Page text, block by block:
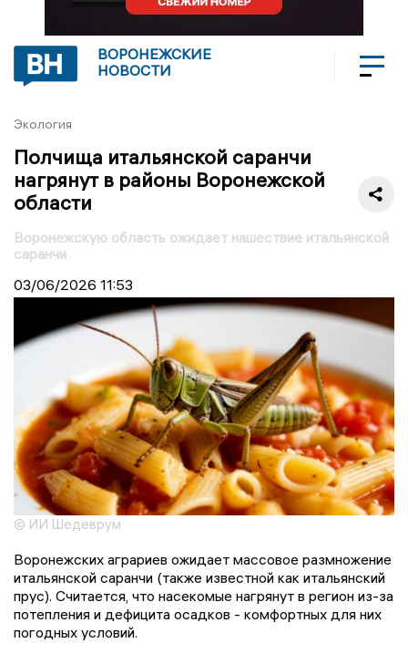
ВОРОНЕЖСКИЕ
НОВОСТИ
Экология
Полчища итальянской саранчи
нагрянут в районы Воронежской
области
Воронежскую область ожидает нашествие итальянской
саранчи
03/06/2026 11:53
© ИИ Шедеврум
Воронежских аграриев ожидает массовое размножение
итальянской саранчи (также известной как итальянский
прус). Считается, что насекомые нагрянут в регион из-за
потепления и дефицита осадков - комфортных для них
погодных условий.